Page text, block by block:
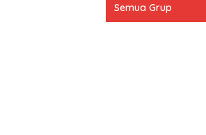
Semua Grup